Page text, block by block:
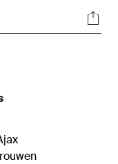
inmiddels
verleden bij